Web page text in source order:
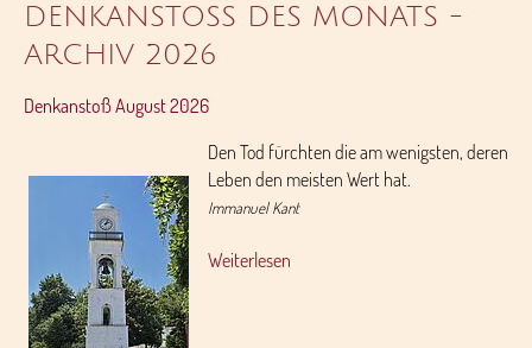
DENKANSTOSS DES MONATS - A
RCHIV 2026
Denkanstoß August 2026
Den Tod fürchten die am wenigsten, deren
Leben den meisten Wert hat.
Immanuel Kant
Weiterlesen